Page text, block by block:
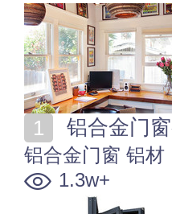
铝合金门
铝合金门窗 铝材
1.3w+